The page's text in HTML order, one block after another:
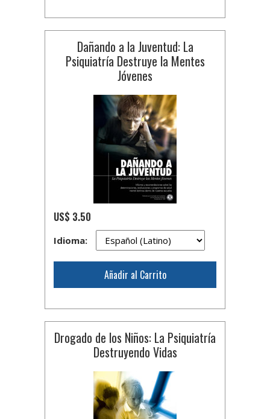
Dañando a la Juventud: La
Psiquiatría Destruye la Mentes
Jóvenes
US$ 3.50
Idioma:
Añadir al Carrito
Drogado de los Niños: La Psiquiatría
Destruyendo Vidas